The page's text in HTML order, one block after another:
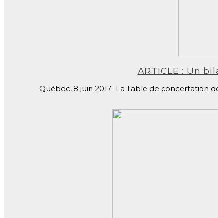
ARTICLE : Un
Québec, 8 juin 2017- La Table de concertation